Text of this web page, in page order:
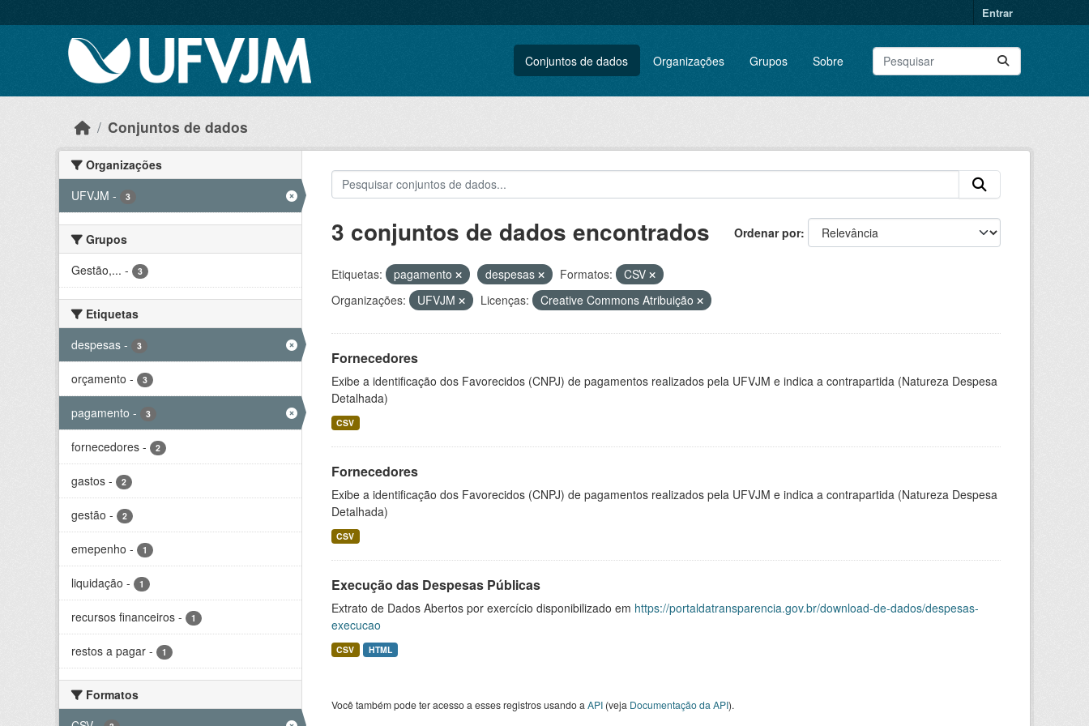
Entrar
Conjuntos de dados Organizações Grupos Sobre
Conjuntos de dados
Organizações
UFVJM - 3
Grupos
Gestão,... - 3
Etiquetas
despesas - 3
orçamento - 3
pagamento - 3
fornecedores - 2
gastos - 2
gestão - 2
emepenho - 1
liquidação - 1
recursos financeiros - 1
restos a pagar - 1
Formatos
Ordenar por
3 conjuntos de dados encontrados
Etiquetas: pagamento despesas Formatos:
CSV
Organizações:
UFVJM Licenças: Creative Commons Atribuição
Fornecedores
Exibe a identificação dos Favorecidos (CNPJ) de pagamentos realizados pela UFVJM e indica a contrapartida (Natureza Despesa
Detalhada)
CSV
Fornecedores
Exibe a identificação dos Favorecidos (CNPJ) de pagamentos realizados pela UFVJM e indica a contrapartida (Natureza Despesa
Detalhada)
CSV
Execução das Despesas Públicas
Extrato de Dados Abertos por exercício disponibilizado em https://portaldatransparencia.gov.br/download-de-dados/despesas-
execucao
CSV HTML
Você também pode ter acesso a esses registros usando a API(veja Documentação da API).